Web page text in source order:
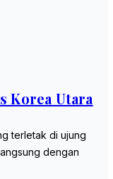
Korea Utara
terletak di ujung
dengan